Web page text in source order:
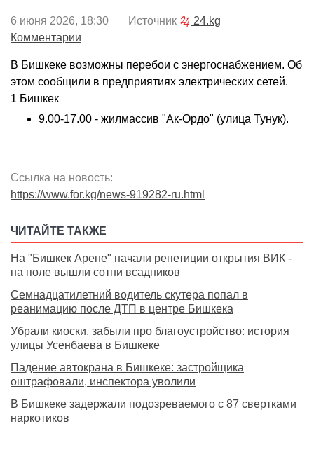
6 июня 2026, 18:30 Источник
24.kg
Комментарии
В Бишкеке возможны перебои с энергоснабжением. Об
этом сообщили в предприятиях электрических сетей.
1 Бишкек
9.00-17.00 - жилмассив "Ак-Ордо" (улица Тунук).
Ссылка на новость:
https://www.for.kg/news-919282-ru.html
ЧИТАЙТЕ ТАКЖЕ
На "Бишкек Арене" начали репетиции открытия ВИК -
на поле вышли сотни всадников
Семнадцатилетний водитель скутера попал в
реанимацию после ДТП в центре Бишкека
Убрали киоски, забыли про благоустройство: история
улицы Усенбаева в Бишкеке
Падение автокрана в Бишкеке: застройщика
оштрафовали, инспектора уволили
В Бишкеке задержали подозреваемого с 87 свертками
наркотиков